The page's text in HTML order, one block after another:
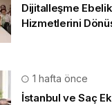
Dijitalleşme Ebelik
Hizmetlerini
1 hafta önce
İstanbul ve Saç